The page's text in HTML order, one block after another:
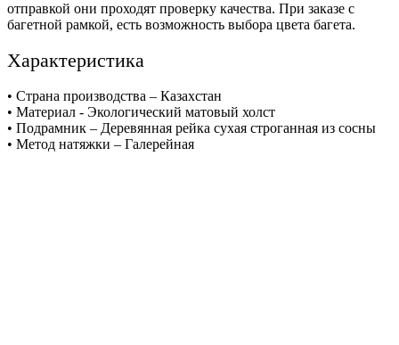
отправкой они проходят проверку качества. При заказе с
багетной рамкой, есть возможность выбора цвета багета.
Характеристика
• Страна производства – Казахстан
• Материал - Экологический матовый холст
• Подрамник – Деревянная рейка сухая строганная из сосны
• Метод натяжки – Галерейная